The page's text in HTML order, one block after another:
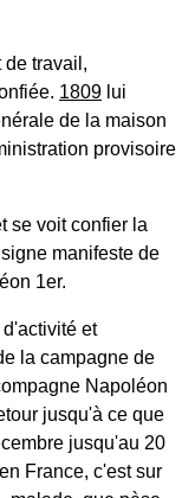
travail,
1809 lui
de la maison
provisoire
se voit confier la
manifeste de
1er.
et
la campagne de
Napoléon
jusqu'à ce que
jusqu'au 20
France, c'est sur